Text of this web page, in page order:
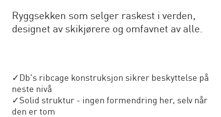
Ryggsekken som selger raskest i verden,
designet av skikjørere og omfavnet av alle.
✓Db's ribcage konstruksjon sikrer beskyttelse på
neste nivå
✓Solid struktur - ingen formendring her, selv når
den er tom